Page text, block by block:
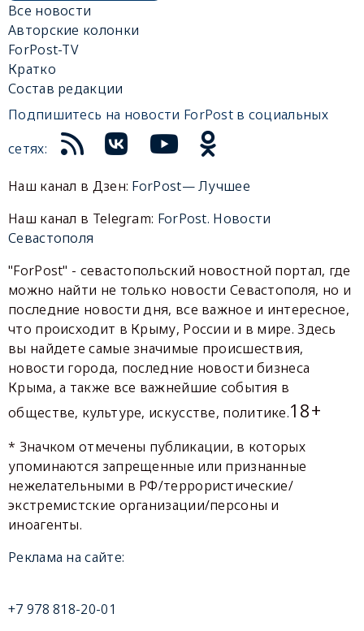
Все новости
Авторские колонки
ForPost-TV
Кратко
Состав редакции
Подпишитесь на новости ForPost в социальных
сетях:
Наш канал в Дзен: ForPost— Лучшее
Наш канал в Telegram: ForPost. Новости
Севастополя
"ForPost" - севастопольский новостной портал, где
можно найти не только новости Севастополя, но и
последние новости дня, все важное и интересное,
что происходит в Крыму, России и в мире. Здесь
вы найдете самые значимые происшествия,
новости города, последние новости бизнеса
Крыма, а также все важнейшие события в
обществе, культуре, искусстве, политике.18+
* Значком отмечены публикации, в которых
упоминаются запрещенные или признанные
нежелательными в РФ/террористические/
экстремистские организации/персоны и
иноагенты.
Реклама на сайте:
+7 978 818-20-01